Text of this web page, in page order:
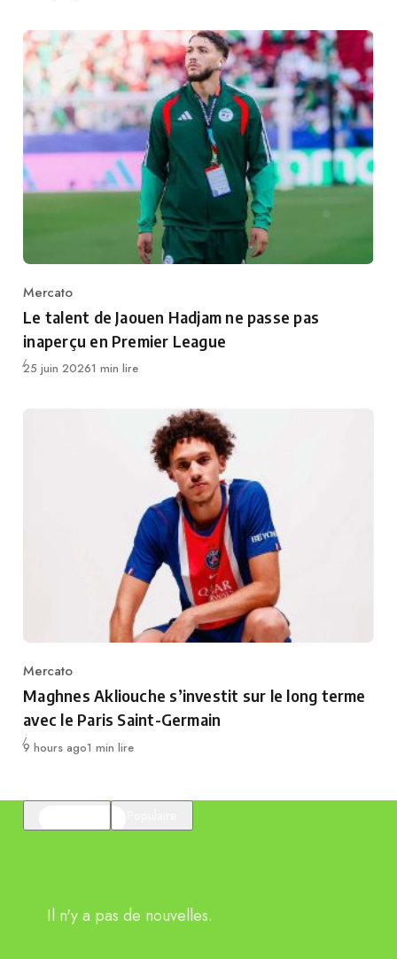
Category
Mercato
Le talent de Jaouen Hadjam ne passe pas
inaperçu en Premier League
Publié
25 juin 20261 min lire
Category
Mercato
Maghnes Akliouche s’investit sur le long terme
avec le Paris Saint-Germain
Publié
9 hours ago1 min lire
Il n'y a pas de nouvelles.